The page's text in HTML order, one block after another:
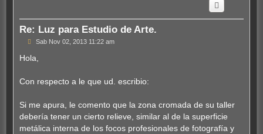
Re: Luz para Estudio de Arte.
M
n
j
e
Sab Nov 02, 2013 11:22 am
Hola,
Con respecto a le que ud. escribio:
Si me apura, le comento que la zona cromada de su taller
debería tener un cierto relieve, similar al de la superficie
metálica interna de los focos profesionales de fotografía y